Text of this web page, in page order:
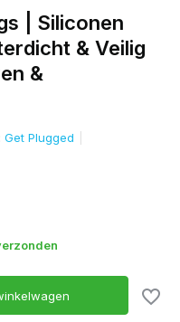
| Siliconen
& Veilig
&
Get Plugged